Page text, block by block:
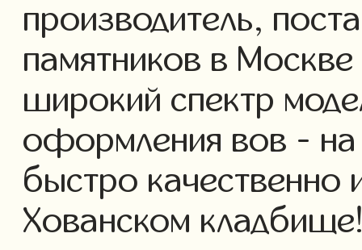
производитель,
памятников в
широкий спектр
оформления вов - на
быстро качественно
Хованском